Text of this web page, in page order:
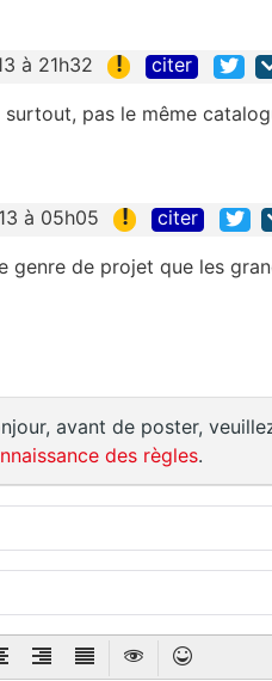
à 21h32 ! citer
pas le même
à 05h05 ! citer
genre de projet que les
avant de poster,
des règles.